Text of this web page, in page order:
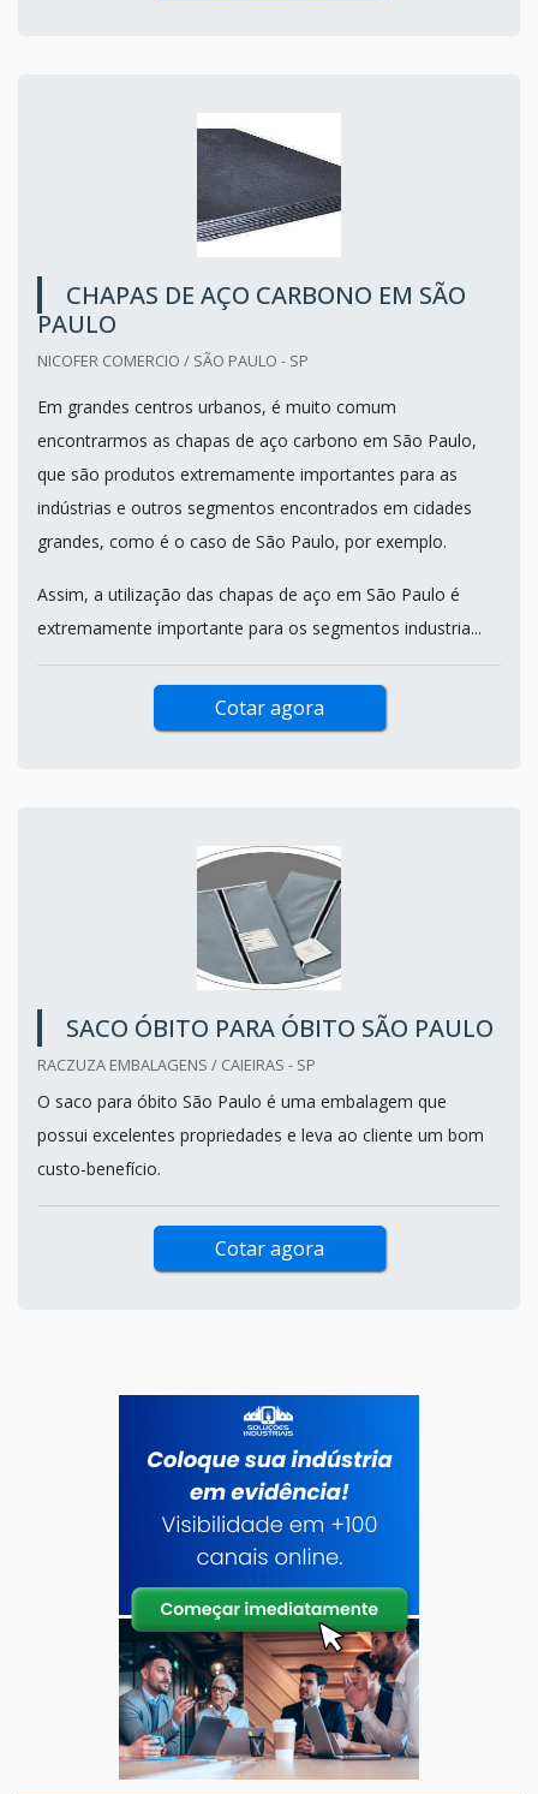
CHAPAS DE AÇO CARBONO EM SÃO
PAULO
NICOFER COMERCIO / SÃO PAULO - SP
Em grandes centros urbanos, é muito comum
encontrarmos as chapas de aço carbono em São Paulo,
que são produtos extremamente importantes para as
indústrias e outros segmentos encontrados em cidades
grandes, como é o caso de São Paulo, por exemplo.
Assim, a utilização das chapas de aço em São Paulo é
extremamente importante para os segmentos industria...
Cotar agora
SACO ÓBITO PARA ÓBITO SÃO PAULO
RACZUZA EMBALAGENS / CAIEIRAS - SP
O saco para óbito São Paulo é uma embalagem que
possui excelentes propriedades e leva ao cliente um bom
custo-benefício.
Cotar agora